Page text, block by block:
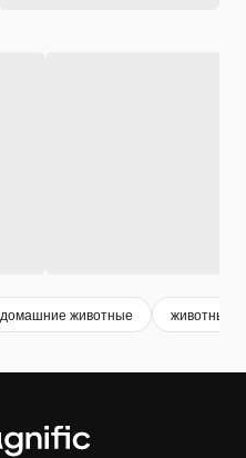
домашние животные животные